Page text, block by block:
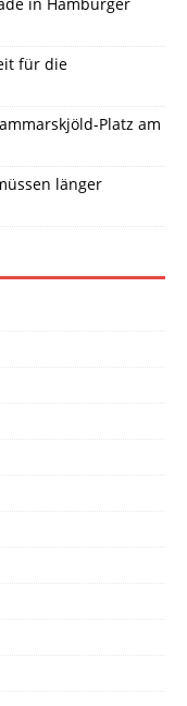
für die
Platz am
länger